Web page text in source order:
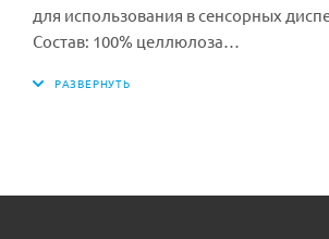
для использования в сенсорных
Состав: 100% целлюлоза
Перфорация: нет
Диаметр рулона: 170 мм